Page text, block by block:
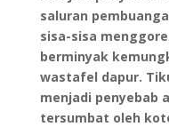
saluran
sisa-sisa
berminyak
wastafel dapur.
menjadi penyebab
tersumbat oleh